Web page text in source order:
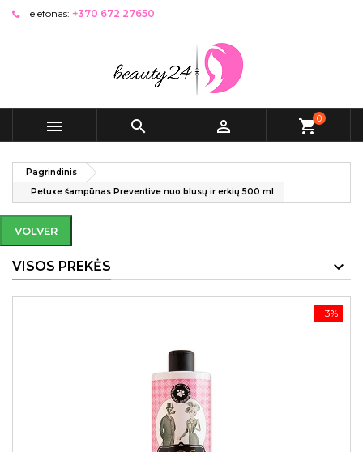
Telefonas: +370 672 27650
   shopping_cart0
Pagrindinis
Petuxe šampūnas Preventive nuo blusų ir erkių 500 ml
VOLVER
VISOS PREKĖS
−3%